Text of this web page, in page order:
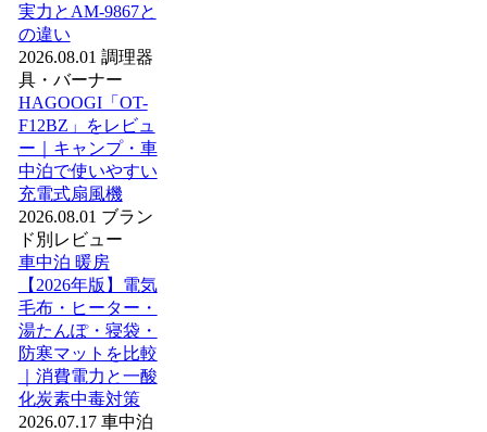
実力とAM-9867と
の違い
2026.08.01 調理器
具・バーナー
HAGOOGI「OT-
F12BZ」をレビュ
ー｜キャンプ・車
中泊で使いやすい
充電式扇風機
2026.08.01 ブラン
ド別レビュー
車中泊 暖房
【2026年版】電気
毛布・ヒーター・
湯たんぽ・寝袋・
防寒マットを比較
｜消費電力と一酸
化炭素中毒対策
2026.07.17 車中泊